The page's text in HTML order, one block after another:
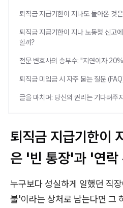
퇴직금 지급기한이 지나도 돌아온 것
퇴직금 지급기한이 지나 노동청 신고
할까?
전문 변호사의 승부수: "지연이자
퇴직금 미입금 시 자주 묻는 질문
글을 마치며: 당신의 권리는 기다려주
퇴직금 지급기한이
은 '빈 통장'과 '연락
누구보다 성실하게 일했던 직
불'이라는 상처로 남는다면 그